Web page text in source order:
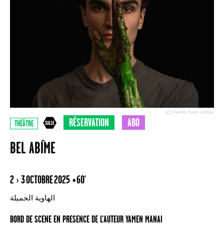
(c) Pierre-Yves Jortay
THÉÂTRE RÉSERVATION ABO
BEL ABÎME
2 › 3 OCTOBRE 2025 • 60'
الهاوية الجميلة
BORD DE SCENE EN PRESENCE DE L’AUTEUR YAMEN MANAI